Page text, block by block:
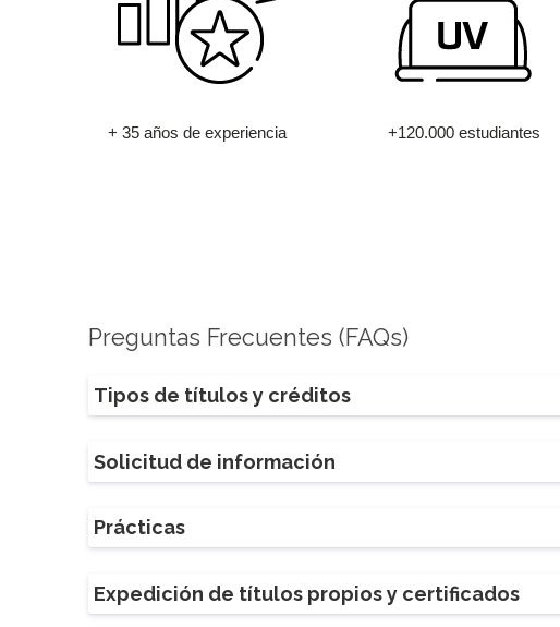
+ 35 años de experiencia +120.000 estudiantes
Preguntas Frecuentes (FAQs)
Tipos de títulos y créditos
Solicitud de información
Prácticas
Expedición de títulos propios y certificados